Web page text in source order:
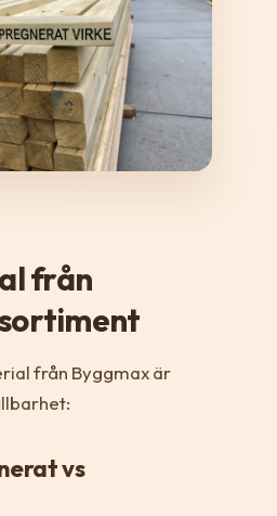
från
från Byggmax är
vs